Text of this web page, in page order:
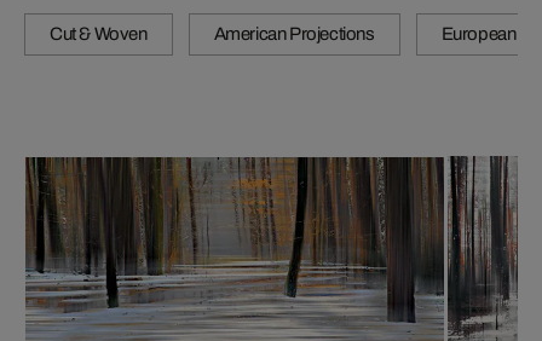
Cut & Woven American Projections European